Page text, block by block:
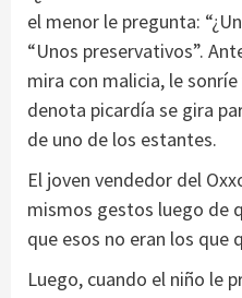
el menor le pregunta:
“Unos preservativos”.
mira con malicia, le
denota picardía se gira
de uno de los estantes.
El joven vendedor del
mismos gestos luego de
que esos no eran los que
Luego, cuando el niño le